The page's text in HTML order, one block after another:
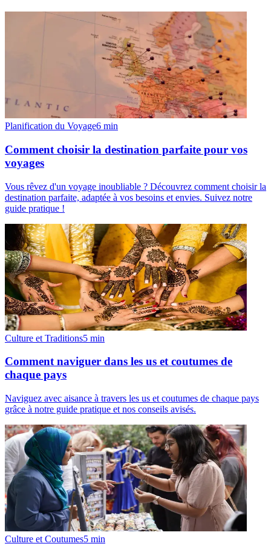
Planification du Voyage6 min
Comment choisir la destination parfaite pour vos
voyages
Vous rêvez d'un voyage inoubliable ? Découvrez comment choisir la
destination parfaite, adaptée à vos besoins et envies. Suivez notre
guide pratique !
Culture et Traditions5 min
Comment naviguer dans les us et coutumes de
chaque pays
Naviguez avec aisance à travers les us et coutumes de chaque pays
grâce à notre guide pratique et nos conseils avisés.
Culture et Coutumes5 min